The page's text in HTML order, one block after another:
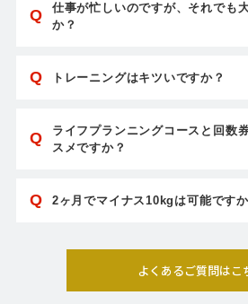
私たちには「運動が苦手な初心者の方こそ
たい」という想いがあります。
なぜなら、慣れていない自己流の筋トレは
タートをBEYONDで切りたい」とお客様に
たちBEYONDスタッフにとっては非常に大
Q
仕事が忙しいのですが、それでも
か？
います。
ことはないものの、効果はご実感いただけ
Q トレーニングはキツいですか？
お客様のご要望に合わせて一人ひとりに合
ご安心ください。
Q
ライフプランニングコースと回数
スメですか？
会出場をご検討中のお客様にはライフプラ
バイスをさせていただく「パーソナル食事
Q 2ヶ月でマイナス10kgは可能ですか
様もいらっしゃいます。
ただし、「健康的に痩せる」ことを大前提
10kg減することで健康を害する可能性があ
よくあるご質問はこ